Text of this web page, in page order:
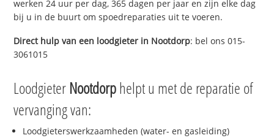
werken 24 uur per dag, 365 dagen per jaar en zijn elke dag
bij u in de buurt om spoedreparaties uit te voeren.
Direct hulp van een loodgieter in Nootdorp: bel ons 015-
3061015
Loodgieter Nootdorphelpt u met de reparatie of
vervanging van:
Loodgieterswerkzaamheden (water- en gasleiding)